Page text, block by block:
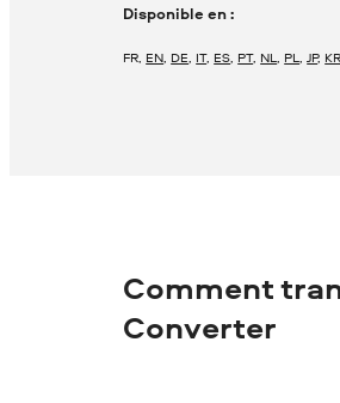
Disponible en :
FR, EN, DE, IT, ES, PT, NL, PL,JP,
Comment
Converter